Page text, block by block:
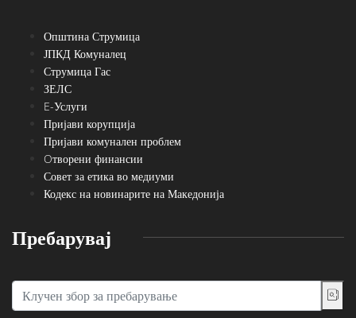
Општина Струмица
ЈПКД Комуналец
Струмица Гас
ЗЕЛС
E-Услуги
Пријави корупција
Пријави комунален проблем
Oтворени финансии
Совет за етика во медиуми
Кодекс на новинарите на Македонија
Пребарувај